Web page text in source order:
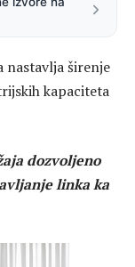
nastavlja širenje
kapaciteta
dozvoljeno
linka ka